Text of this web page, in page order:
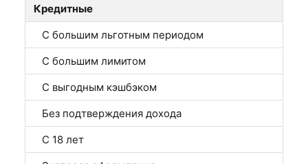
Кредитные
С большим льготным периодом
С большим лимитом
С выгодным кэшбэком
Без подтверждения дохода
С 18 лет